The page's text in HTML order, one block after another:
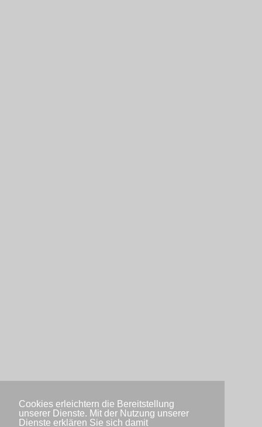
Cookies erleichtern die Bereitstellung
unserer Dienste. Mit der Nutzung unserer
Dienste erklären Sie sich damit